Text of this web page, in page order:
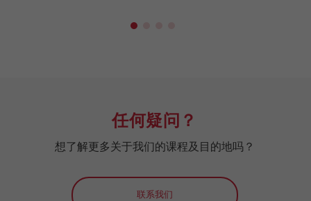
任何疑问？
想了解更多关于我们的课程及目的地吗？
联系我们